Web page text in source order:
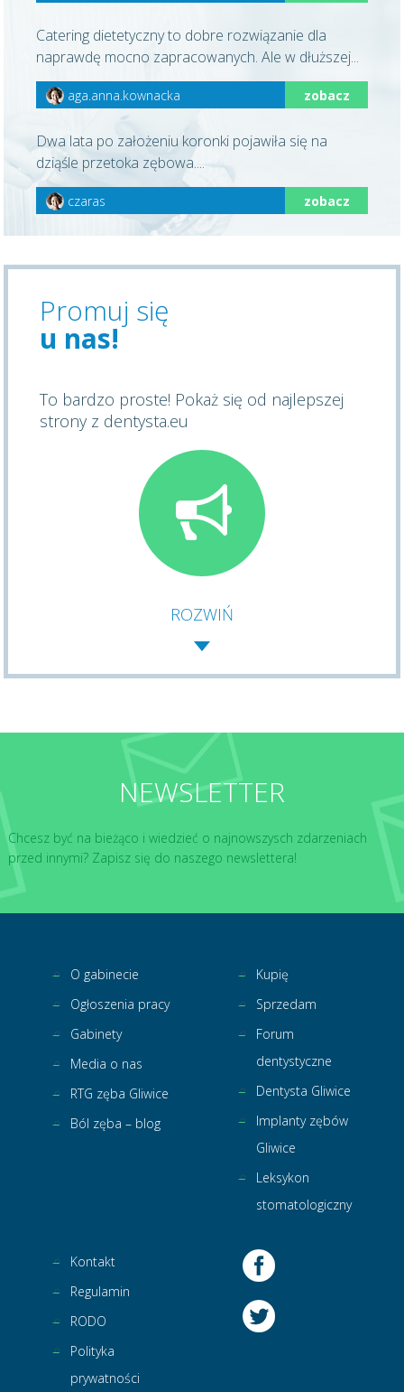
Catering dietetyczny to dobre rozwiązanie dla
naprawdę mocno zapracowanych. Ale w dłuższej...
aga.anna.kownacka zobacz
Dwa lata po założeniu koronki pojawiła się na
dziąśle przetoka zębowa....
czaras zobacz
Promuj się
u nas!
To bardzo proste! Pokaż się od najlepszej
strony z dentysta.eu
ROZWIŃ
NEWSLETTER
Chcesz być na bieżąco i wiedzieć o najnowszysch zdarzeniach
przed innymi? Zapisz się do naszego newslettera!
O gabinecie
Ogłoszenia pracy
Gabinety
Media o nas
RTG zęba Gliwice
Ból zęba – blog
Kupię
Sprzedam
Forum
dentystyczne
Dentysta Gliwice
Implanty zębów
Gliwice
Leksykon
stomatologiczny
Kontakt
Regulamin
RODO
Polityka
prywatności